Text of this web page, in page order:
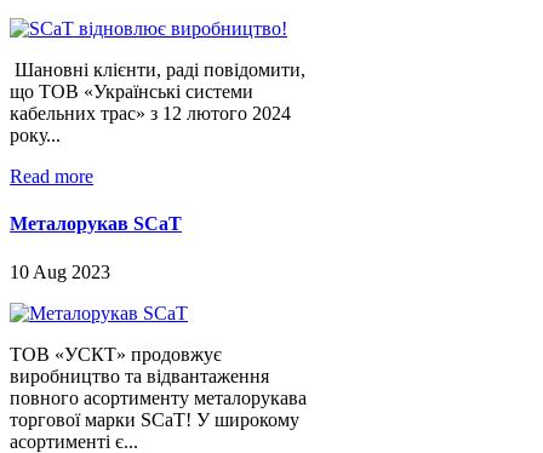
Шановні клієнти, раді повідомити,
що ТОВ «Українські системи
кабельних трас» з 12 лютого 2024
року...
Read more
Металорукав SCaT
10 Aug 2023
ТОВ «УСКТ» продовжує
виробництво та відвантаження
повного асортименту металорукава
торгової марки SCaT! У широкому
асортименті є...